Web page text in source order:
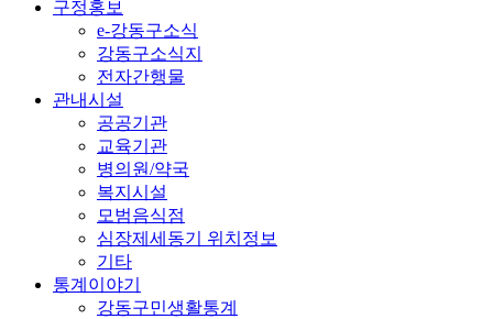
구정홍보
e-강동구소식
강동구소식지
전자간행물
관내시설
공공기관
교육기관
병의원/약국
복지시설
모범음식점
심장제세동기 위치정보
기타
통계이야기
강동구민생활통계